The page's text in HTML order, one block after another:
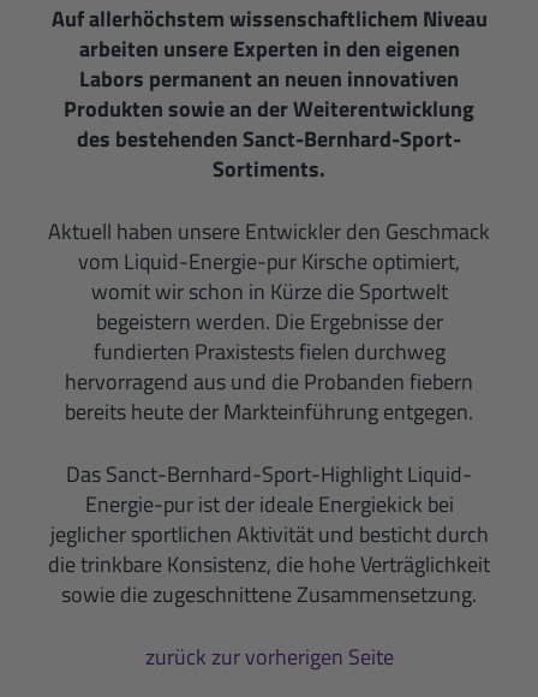
Auf allerhöchstem wissenschaftlichem Niveau
arbeiten unsere Experten in den eigenen
Labors permanent an neuen innovativen
Produkten sowie an der Weiterentwicklung
des bestehenden Sanct-Bernhard-Sport-
Sortiments.
Aktuell haben unsere Entwickler den Geschmack
vom Liquid-Energie-pur Kirsche optimiert,
womit wir schon in Kürze die Sportwelt
begeistern werden. Die Ergebnisse der
fundierten Praxistests fielen durchweg
hervorragend aus und die Probanden fiebern
bereits heute der Markteinführung entgegen.
Das Sanct-Bernhard-Sport-Highlight Liquid-
Energie-pur ist der ideale Energiekick bei
jeglicher sportlichen Aktivität und besticht durch
die trinkbare Konsistenz, die hohe Verträglichkeit
sowie die zugeschnittene Zusammensetzung.
zurück zur vorherigen Seite